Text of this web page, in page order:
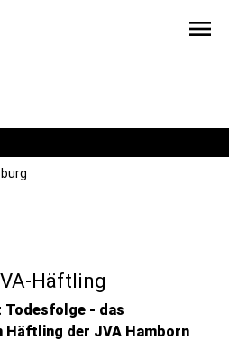
menu
Häftling
- das
Häftling der JVA Hamborn